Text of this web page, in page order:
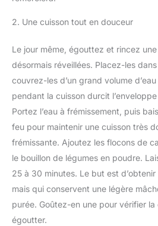
2. Une cuisson tout en douceur
Le jour même, égouttez et rincez
désormais réveillées. Placez-les
couvrez-les d’un grand volume
pendant la cuisson durcit
Portez l’eau à frémissement, puis
feu pour maintenir une cuisson très
frémissante. Ajoutez les flocons de
le bouillon de légumes en poudre.
25 à 30 minutes. Le but est
mais qui conservent une légère
purée. Goûtez-en une pour vérifier
égoutter.